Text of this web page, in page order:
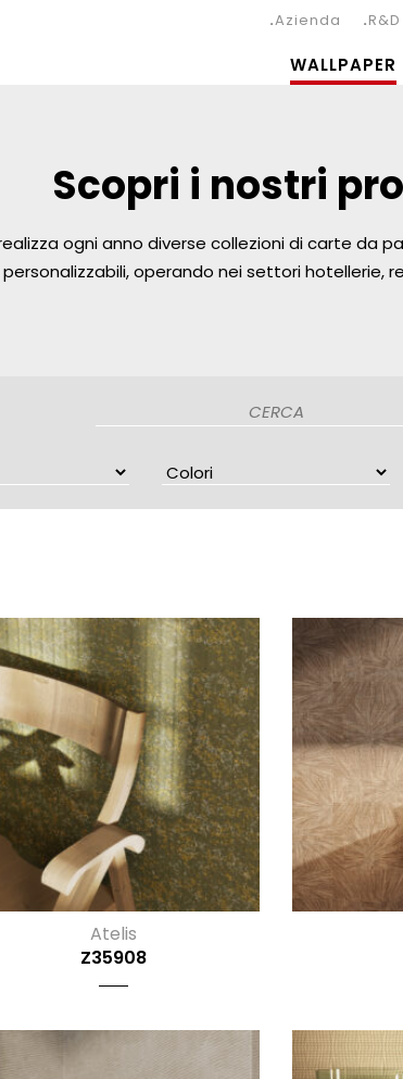
Azienda R&D
WALLPAPER
Scopri i nostri
ogni anno diverse collezioni di carte da
personalizzabili, operando nei settori hotellerie,
Atelis
Z35908